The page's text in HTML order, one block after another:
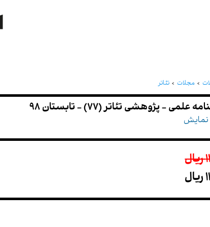
مجلات تئاتر
نمایش